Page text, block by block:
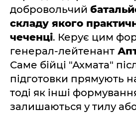
добровольчий
складу якого
чеченці. Керує цим
генерал-лейтенант
Саме бійці "Ахмата"
підготовки прямують
тоді як інші
залишаються у тилу